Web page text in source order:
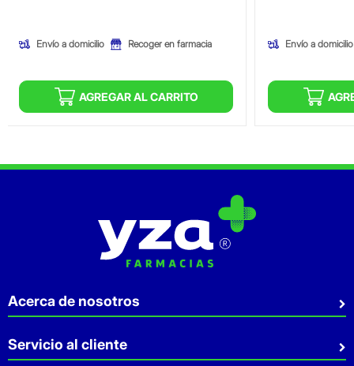
Envío a domicilio Recoger en farmacia
AGREGAR AL CARRITO
Envío a domicilio
Acerca de nosotros
Quiénes somos
Servicio al cliente